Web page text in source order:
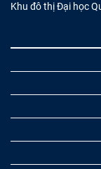
Khu đô thị Đại học